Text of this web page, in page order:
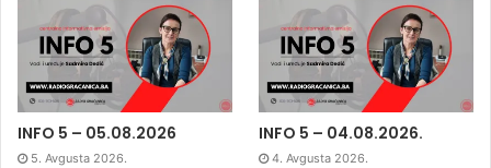
INFO 5 – 05.08.2026
5. Avgusta 2026.
INFO 5 – 04.08.2026.
4. Avgusta 2026.